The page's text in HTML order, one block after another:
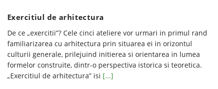
Exercitiul de arhitectura
De ce „exercitii”? Cele cinci ateliere vor urmari in primul rand
familiarizarea cu arhitectura prin situarea ei in orizontul
culturii generale, prilejuind initierea si orientarea in lumea
formelor construite, dintr-o perspectiva istorica si teoretica.
„Exercitiul de arhitectura” isi [...]